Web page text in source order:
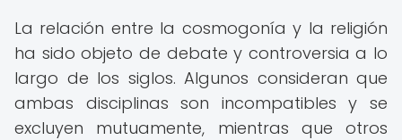
La relación entre la cosmogonía y la religión
ha sido objeto de debate y controversia a lo
largo de los siglos. Algunos consideran que
ambas disciplinas son incompatibles y se
excluyen mutuamente, mientras que otros